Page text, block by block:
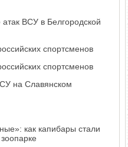
ВСУ в Белгородской
спортсменов
спортсменов
на Славянском
как капибары стали